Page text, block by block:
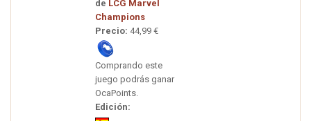
de LCG Marvel
Champions
Precio: 44,99 €
Comprando este
juego podrás ganar
OcaPoints.
Edición: